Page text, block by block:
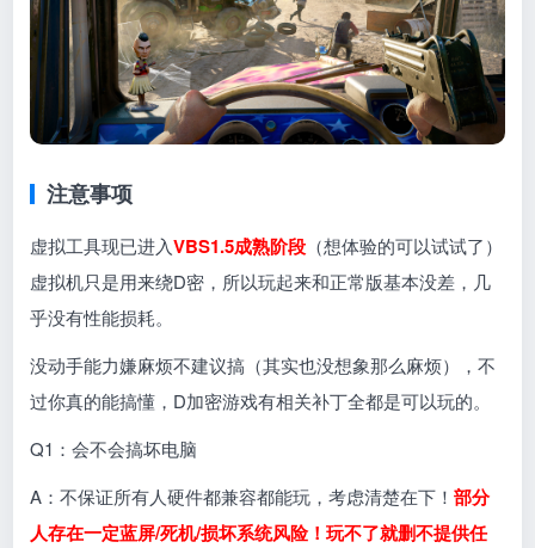
注意事项
虚拟工具现已进入VBS1.5成熟阶段 （想体验的可以试试了）
虚拟机只是用来绕D密，所以玩起来和正常版基本没差，几
乎没有性能损耗。
没动手能力嫌麻烦不建议搞（其实也没想象那么麻烦），不
过你真的能搞懂，D加密游戏有相关补丁全都是可以玩的。
Q1：会不会搞坏电脑
A：不保证所有人硬件都兼容都能玩，考虑清楚在下！部分
人存在一定蓝屏/死机/损坏系统风险！玩不了就删不提供任